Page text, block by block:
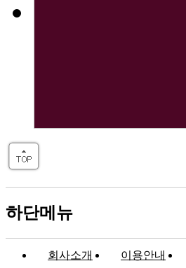
하단메뉴
회사소개 이용안내